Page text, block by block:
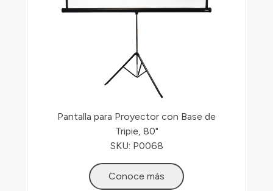
Pantalla para Proyector con Base de
Tripie, 80"
SKU: P0068
Conoce más